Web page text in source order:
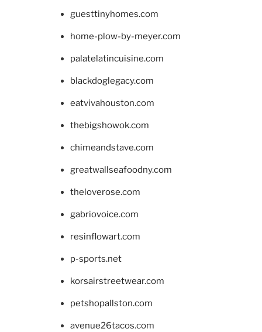
guesttinyhomes.com
home-plow-by-meyer.com
palatelatincuisine.com
blackdoglegacy.com
eatvivahouston.com
thebigshowok.com
chimeandstave.com
greatwallseafoodny.com
theloverose.com
gabriovoice.com
resinflowart.com
p-sports.net
korsairstreetwear.com
petshopallston.com
avenue26tacos.com